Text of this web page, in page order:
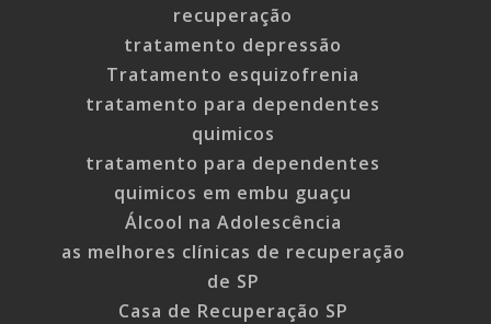
recuperação
tratamento depressão
Tratamento esquizofrenia
tratamento para dependentes
quimicos
tratamento para dependentes
quimicos em embu guaçu
Álcool na Adolescência
as melhores clínicas de recuperação
de SP
Casa de Recuperação SP